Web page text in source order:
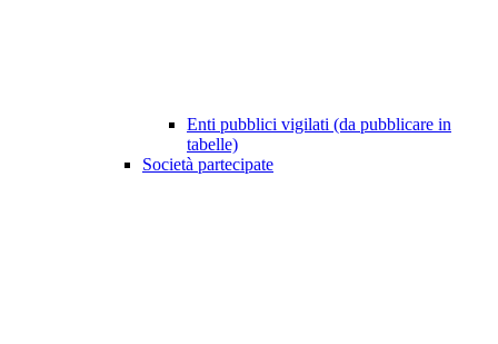
Enti pubblici vigilati (da pubblicare in
tabelle)
Società partecipate